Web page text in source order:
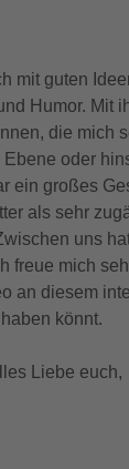
mit guten
Humor. Mit
die mich
oder
ein großes
als sehr
uns
freue mich
an diesem
könnt.
Liebe euch,